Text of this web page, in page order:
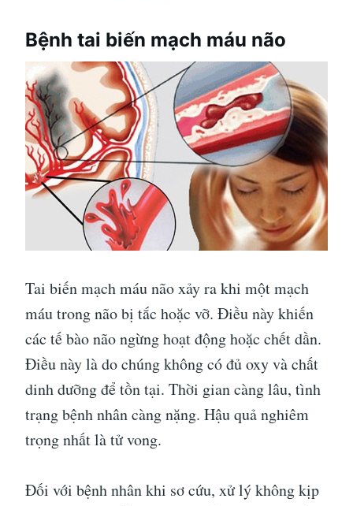
Bệnh tai biến mạch máu não
Tai biến mạch máu não xảy ra khi một mạch
máu trong não bị tắc hoặc vỡ. Điều này khiến
các tế bào não ngừng hoạt động hoặc chết dần.
Điều này là do chúng không có đủ oxy và chất
dinh dưỡng để tồn tại. Thời gian càng lâu, tình
trạng bệnh nhân càng nặng. Hậu quả nghiêm
trọng nhất là tử vong.
Đối với bệnh nhân khi sơ cứu, xử lý không kịp